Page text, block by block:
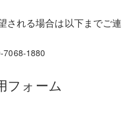
される場合は以下までご連
7068-1880
フォーム